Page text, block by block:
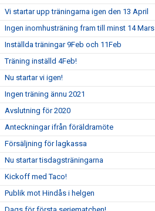
Vi startar upp träningarna igen den 13 April
Ingen inomhusträning fram till minst 14 Mars
Inställda träningar 9Feb och 11Feb
Träning inställd 4Feb!
Nu startar vi igen!
Ingen träning ännu 2021
Avslutning för 2020
Anteckningar ifrån föräldramöte
Försäljning för lagkassa
Nu startar tisdagsträningarna
Kickoff med Taco!
Publik mot Hindås i helgen